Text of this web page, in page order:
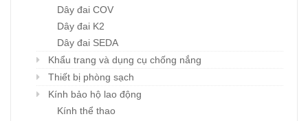
Dây đai COV
Dây đai K2
Dây đai SEDA
Khẩu trang và dụng cụ chống nắng
Thiết bị phòng sạch
Kính bảo hộ lao động
Kính thể thao